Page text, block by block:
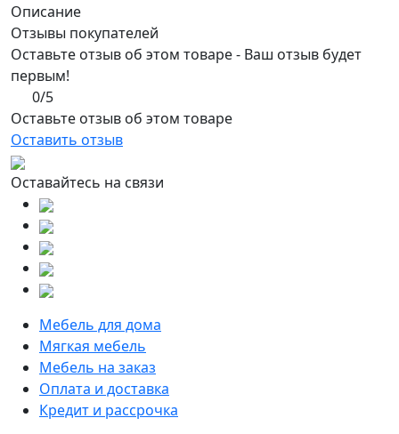
Описание
Отзывы покупателей
Оставьте отзыв об этом товаре - Ваш отзыв будет
первым!
0/5
Оставьте отзыв об этом товаре
Оставить отзыв
Оставайтесь на связи
Мебель для дома
Мягкая мебель
Мебель на заказ
Оплата и доставка
Кредит и рассрочка